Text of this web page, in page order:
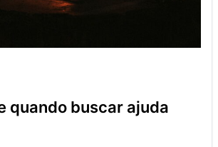
quando buscar ajuda